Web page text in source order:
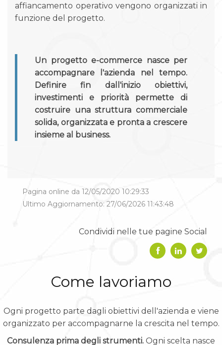
affiancamento operativo vengono organizzati in
funzione del progetto.
Un progetto e-commerce nasce per
accompagnare l'azienda nel tempo.
Definire fin dall'inizio obiettivi,
investimenti e priorità permette di
costruire una struttura commerciale
solida, organizzata e pronta a crescere
insieme al business.
Pagina online da 12/05/2020 10:29:33
Ultimo Aggiornamento: 27/06/2026 11:43:48
Condividi nelle tue pagine Social
Come lavoriamo
Ogni progetto parte dagli obiettivi dell'azienda e viene
organizzato per accompagnarne la crescita nel tempo.
Consulenza prima degli strumenti. Ogni scelta nasce